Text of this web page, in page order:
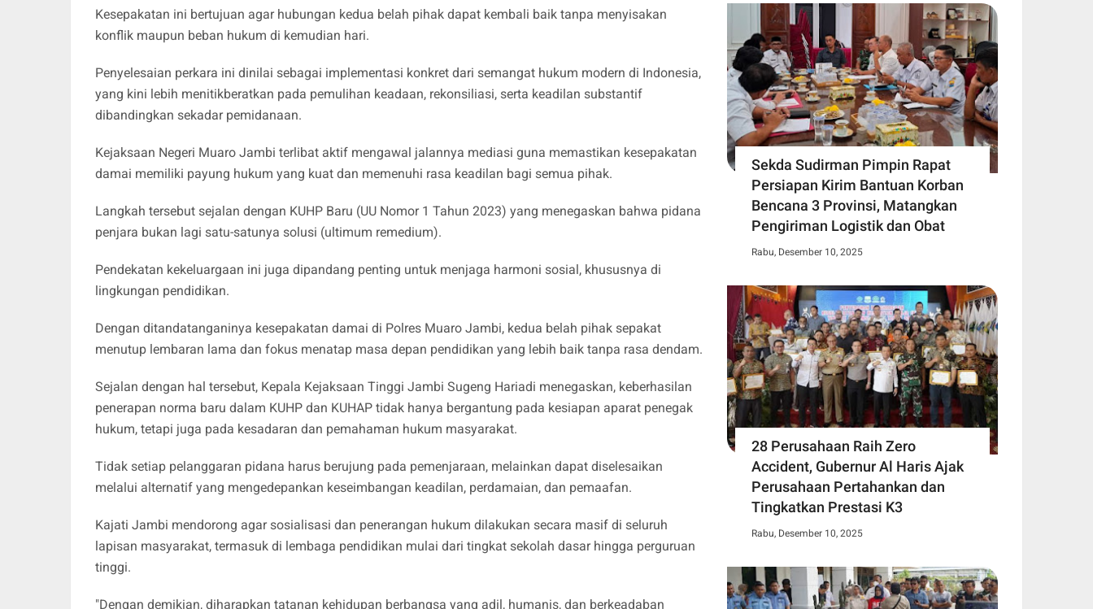
Kesepakatan ini bertujuan agar hubungan kedua belah pihak dapat kembali baik tanpa menyisakan
konflik maupun beban hukum di kemudian hari.
Penyelesaian perkara ini dinilai sebagai implementasi konkret dari semangat hukum modern di Indonesia,
yang kini lebih menitikberatkan pada pemulihan keadaan, rekonsiliasi, serta keadilan substantif
dibandingkan sekadar pemidanaan.
Kejaksaan Negeri Muaro Jambi terlibat aktif mengawal jalannya mediasi guna memastikan kesepakatan
damai memiliki payung hukum yang kuat dan memenuhi rasa keadilan bagi semua pihak.
Langkah tersebut sejalan dengan KUHP Baru (UU Nomor 1 Tahun 2023) yang menegaskan bahwa pidana
penjara bukan lagi satu-satunya solusi (ultimum remedium).
Pendekatan kekeluargaan ini juga dipandang penting untuk menjaga harmoni sosial, khususnya di
lingkungan pendidikan.
Dengan ditandatanganinya kesepakatan damai di Polres Muaro Jambi, kedua belah pihak sepakat
menutup lembaran lama dan fokus menatap masa depan pendidikan yang lebih baik tanpa rasa dendam.
Sejalan dengan hal tersebut, Kepala Kejaksaan Tinggi Jambi Sugeng Hariadi menegaskan, keberhasilan
penerapan norma baru dalam KUHP dan KUHAP tidak hanya bergantung pada kesiapan aparat penegak
hukum, tetapi juga pada kesadaran dan pemahaman hukum masyarakat.
Tidak setiap pelanggaran pidana harus berujung pada pemenjaraan, melainkan dapat diselesaikan
melalui alternatif yang mengedepankan keseimbangan keadilan, perdamaian, dan pemaafan.
Kajati Jambi mendorong agar sosialisasi dan penerangan hukum dilakukan secara masif di seluruh
lapisan masyarakat, termasuk di lembaga pendidikan mulai dari tingkat sekolah dasar hingga perguruan
tinggi.
"Dengan demikian, diharapkan tatanan kehidupan berbangsa yang adil, humanis, dan berkeadaban
Sekda Sudirman Pimpin Rapat
Persiapan Kirim Bantuan Korban
Bencana 3 Provinsi, Matangkan
Pengiriman Logistik dan Obat
Rabu, Desember 10, 2025
28 Perusahaan Raih Zero
Accident, Gubernur Al Haris Ajak
Perusahaan Pertahankan dan
Tingkatkan Prestasi K3
Rabu, Desember 10, 2025